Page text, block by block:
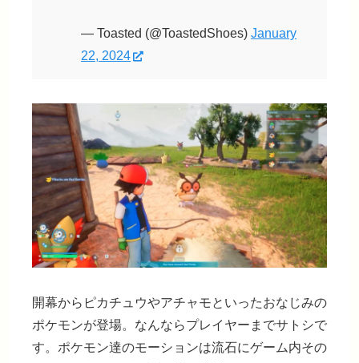
— Toasted (@ToastedShoes) January
22, 2024
開幕からピカチュウやアチャモといったおなじみの
ポケモンが登場。なんならプレイヤーまでサトシで
す。ポケモン達のモーションは流石にゲーム内その